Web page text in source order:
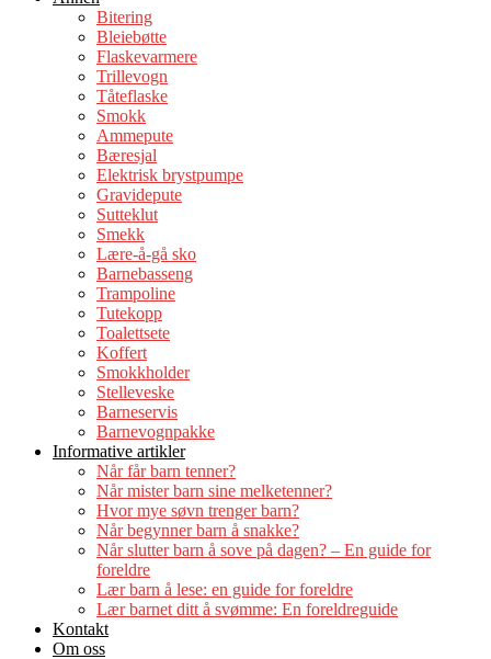
Bitering
Bleiebøtte
Flaskevarmere
Trillevogn
Tåteflaske
Smokk
Ammepute
Bæresjal
Elektrisk brystpumpe
Gravidepute
Sutteklut
Smekk
Lære-å-gå sko
Barnebasseng
Trampoline
Tutekopp
Toalettsete
Koffert
Smokkholder
Stelleveske
Barneservis
Barnevognpakke
Informative artikler
Når får barn tenner?
Når mister barn sine melketenner?
Hvor mye søvn trenger barn?
Når begynner barn å snakke?
Når slutter barn å sove på dagen? – En guide for
foreldre
Lær barn å lese: en guide for foreldre
Lær barnet ditt å svømme: En foreldreguide
Kontakt
Om oss